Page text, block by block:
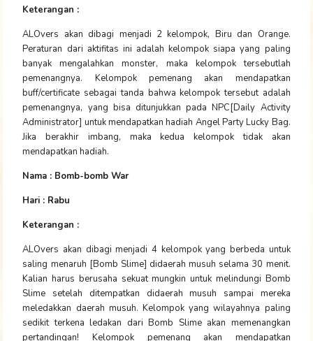
Keterangan :
ALOvers akan dibagi menjadi 2 kelompok, Biru dan Orange.
Peraturan dari aktifitas ini adalah kelompok siapa yang paling
banyak mengalahkan monster, maka kelompok tersebutlah
pemenangnya. Kelompok pemenang akan mendapatkan
buff/certificate sebagai tanda bahwa kelompok tersebut adalah
pemenangnya, yang bisa ditunjukkan pada NPC[Daily Activity
Administrator] untuk mendapatkan hadiah Angel Party Lucky Bag.
Jika berakhir imbang, maka kedua kelompok tidak akan
mendapatkan hadiah.
Nama : Bomb-bomb War
Hari : Rabu
Keterangan :
ALOvers akan dibagi menjadi 4 kelompok yang berbeda untuk
saling menaruh [Bomb Slime] didaerah musuh selama 30 menit.
Kalian harus berusaha sekuat mungkin untuk melindungi Bomb
Slime setelah ditempatkan didaerah musuh sampai mereka
meledakkan daerah musuh. Kelompok yang wilayahnya paling
sedikit terkena ledakan dari Bomb Slime akan memenangkan
pertandingan! Kelompok pemenang akan mendapatkan